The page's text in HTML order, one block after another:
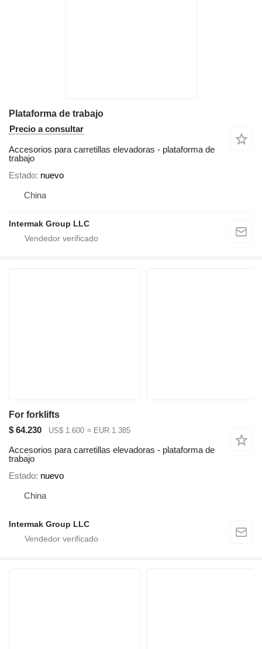
Plataforma de trabajo
Precio a consultar
Accesorios para carretillas elevadoras - plataforma de
trabajo
Estado nuevo
China
Intermak Group LLC
For forklifts
$ 64.230
US$ 1.600 ≈ EUR 1.385
Accesorios para carretillas elevadoras - plataforma de
trabajo
Estado nuevo
China
Intermak Group LLC